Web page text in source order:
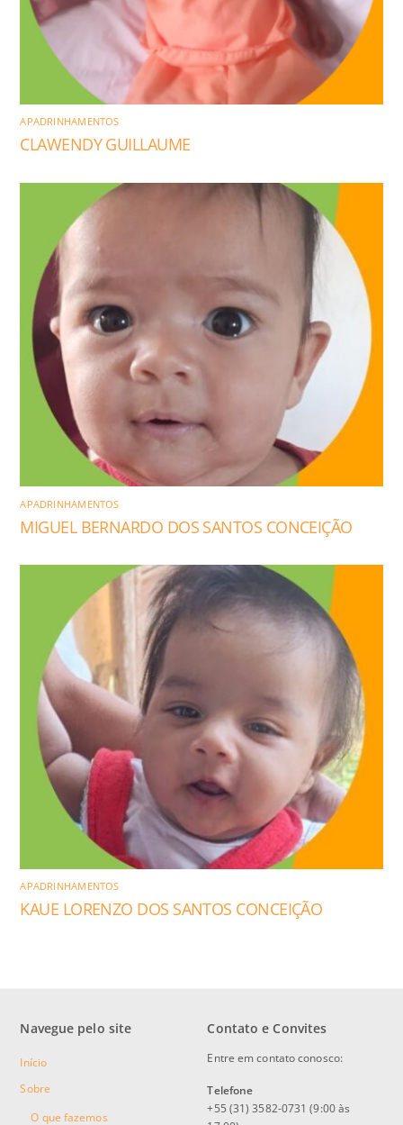
APADRINHAMENTOS
CLAWENDY GUILLAUME
APADRINHAMENTOS
MIGUEL BERNARDO DOS SANTOS CONCEIÇÃO
APADRINHAMENTOS
KAUE LORENZO DOS SANTOS CONCEIÇÃO
Navegue pelo site
Início
Sobre
O que fazemos
Contato e Convites
Entre em contato conosco:
Telefone
+55 (31) 3582-0731 (9:00 às